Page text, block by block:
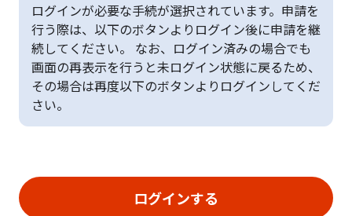
ログインが必要な手続が選択されています。申請を
行う際は、以下のボタンよりログイン後に申請を継
続してください。 なお、ログイン済みの場合でも
画面の再表示を行うと未ログイン状態に戻るため、
その場合は再度以下のボタンよりログインしてくだ
さい。